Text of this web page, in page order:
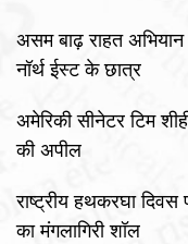
असम बाढ़ राहत
नॉर्थ ईस्ट के छात्र
अमेरिकी सीनेटर टिम
की अपील
राष्ट्रीय हथकरघा दिवस
का मंगलागिरी शॉल